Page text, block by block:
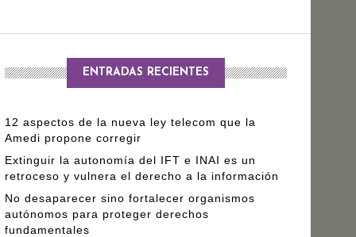
independencia editorial de
ENTRADAS RECIENTES
12 aspectos de la nueva ley telecom que la
Amedi propone corregir
Extinguir la autonomía del IFT e INAI es un
retroceso y vulnera el derecho a la información
No desaparecer sino fortalecer organismos
autónomos para proteger derechos
fundamentales